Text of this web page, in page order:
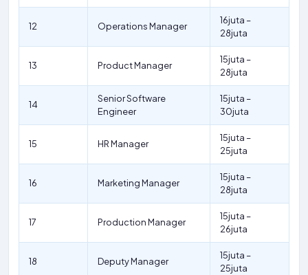
12 Operations Manager
16juta –
28juta
13 Product Manager
15juta –
28juta
14
Senior Software
Engineer
15juta –
30juta
15 HR Manager
15juta –
25juta
16 Marketing Manager
15juta –
28juta
17 Production Manager
15juta –
26juta
18 Deputy Manager
15juta –
25juta